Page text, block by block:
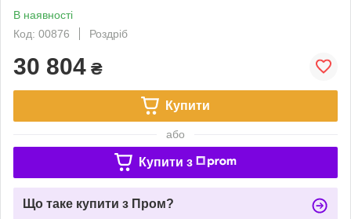
В наявності
Код: 00876
Роздріб
30 804 ₴
Купити
або
Купити з
Що таке купити з Пром?